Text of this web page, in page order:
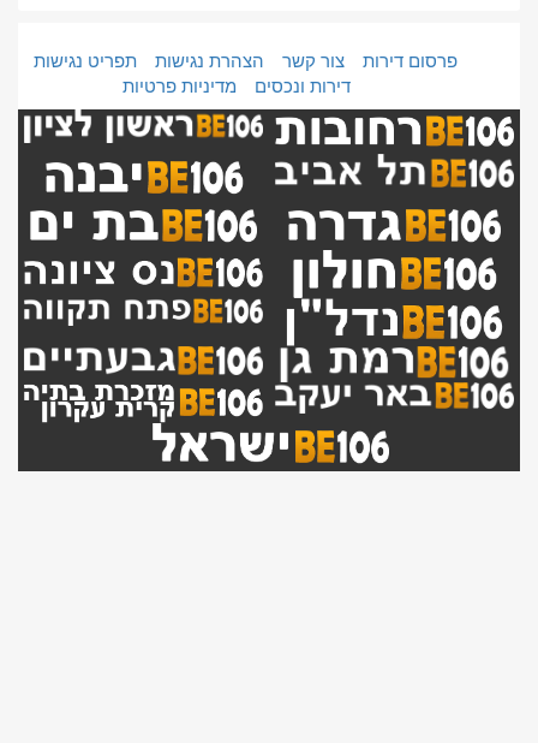
פרסום דירות צור קשר הצהרת נגישות
תפריט נגישות
דירות ונכסים
מדיניות פרטיות